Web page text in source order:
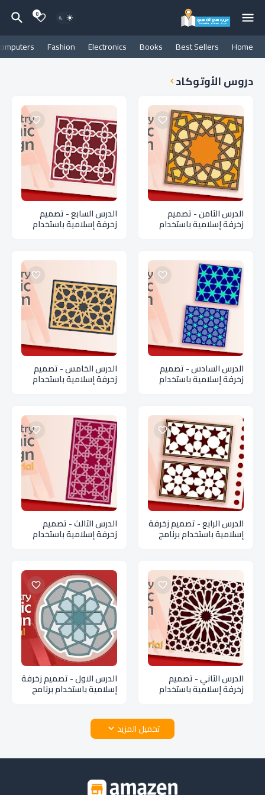
0
Home
Best Sellers
Books
Electronics
Fashion
دروس الأوتوكاد
الدرس الثامن - تصميم
زخرفة إسلامية باستخدام
برنامج الأوتو كاد
الدرس السابع - تصميم
زخرفة إسلامية باستخدام
برنامج الأوتو كاد
الدرس السادس - تصميم
زخرفة إسلامية باستخدام
برنامج الأوتو كاد
الدرس الخامس - تصميم
زخرفة إسلامية باستخدام
برنامج الأوتو كاد
الدرس الرابع - تصميم زخرفة
إسلامية باستخدام برنامج
الأوتو كاد
الدرس الثالث - تصميم
زخرفة إسلامية باستخدام
برنامج الأوتو كاد
الدرس الثاني - تصميم
زخرفة إسلامية باستخدام
برنامج الأوتو كاد
الدرس الاول - تصميم زخرفة
إسلامية باستخدام برنامج
الأوتو كاد
تحميل المزيد